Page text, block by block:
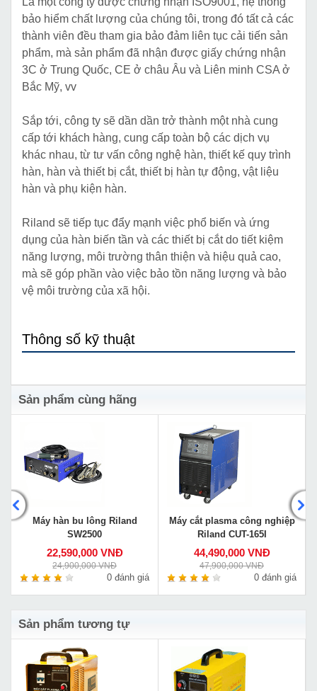
bảo hiểm chất lượng của chúng tôi, trong đó tất cả các
thành viên đều tham gia bảo đảm liên tục cải tiến sản
phẩm, mà sản phẩm đã nhận được giấy chứng nhận
3C ở Trung Quốc, CE ở châu Âu và Liên minh CSA ở
Bắc Mỹ, vv
Sắp tới, công ty sẽ dần dần trở thành một nhà cung
cấp tới khách hàng, cung cấp toàn bộ các dịch vụ
khác nhau, từ tư vấn công nghệ hàn, thiết kế quy trình
hàn, hàn và thiết bị cắt, thiết bị hàn tự động, vật liệu
hàn và phụ kiện hàn.
Riland sẽ tiếp tục đẩy mạnh việc phổ biến và ứng
dụng của hàn biến tần và các thiết bị cắt do tiết kiệm
năng lượng, môi trường thân thiện và hiệu quả cao,
mà sẽ góp phần vào việc bảo tồn năng lượng và bảo
vệ môi trường của xã hội.
Thông số kỹ thuật
Sản phẩm cùng hãng
Máy hàn bu lông Riland
SW2500
22,590,000 VNĐ
24,900,000 VNĐ
0 đánh giá
Máy cắt plasma công nghiệp
Riland CUT-165I
44,490,000 VNĐ
47,900,000 VNĐ
0 đánh giá
Sản phẩm tương tự